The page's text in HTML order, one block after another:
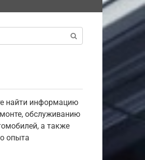
найти информацию
обслуживанию
а также
опыта